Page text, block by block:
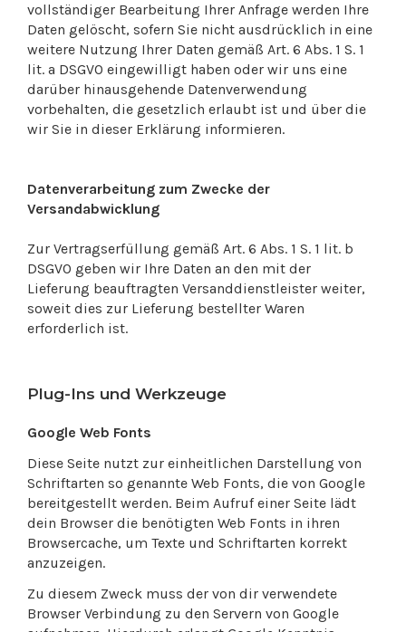
vollständiger Bearbeitung Ihrer Anfrage werden Ihre
Daten gelöscht, sofern Sie nicht ausdrücklich in eine
weitere Nutzung Ihrer Daten gemäß Art. 6 Abs. 1 S. 1
lit. a DSGVO eingewilligt haben oder wir uns eine
darüber hinausgehende Datenverwendung
vorbehalten, die gesetzlich erlaubt ist und über die
wir Sie in dieser Erklärung informieren.
Datenverarbeitung zum Zwecke der
Versandabwicklung
Zur Vertragserfüllung gemäß Art. 6 Abs. 1 S. 1 lit. b
DSGVO geben wir Ihre Daten an den mit der
Lieferung beauftragten Versanddienstleister weiter,
soweit dies zur Lieferung bestellter Waren
erforderlich ist.
Plug-Ins und Werkzeuge
Google Web Fonts
Diese Seite nutzt zur einheitlichen Darstellung von
Schriftarten so genannte Web Fonts, die von Google
bereitgestellt werden. Beim Aufruf einer Seite lädt
dein Browser die benötigten Web Fonts in ihren
Browsercache, um Texte und Schriftarten korrekt
anzuzeigen.
Zu diesem Zweck muss der von dir verwendete
Browser Verbindung zu den Servern von Google